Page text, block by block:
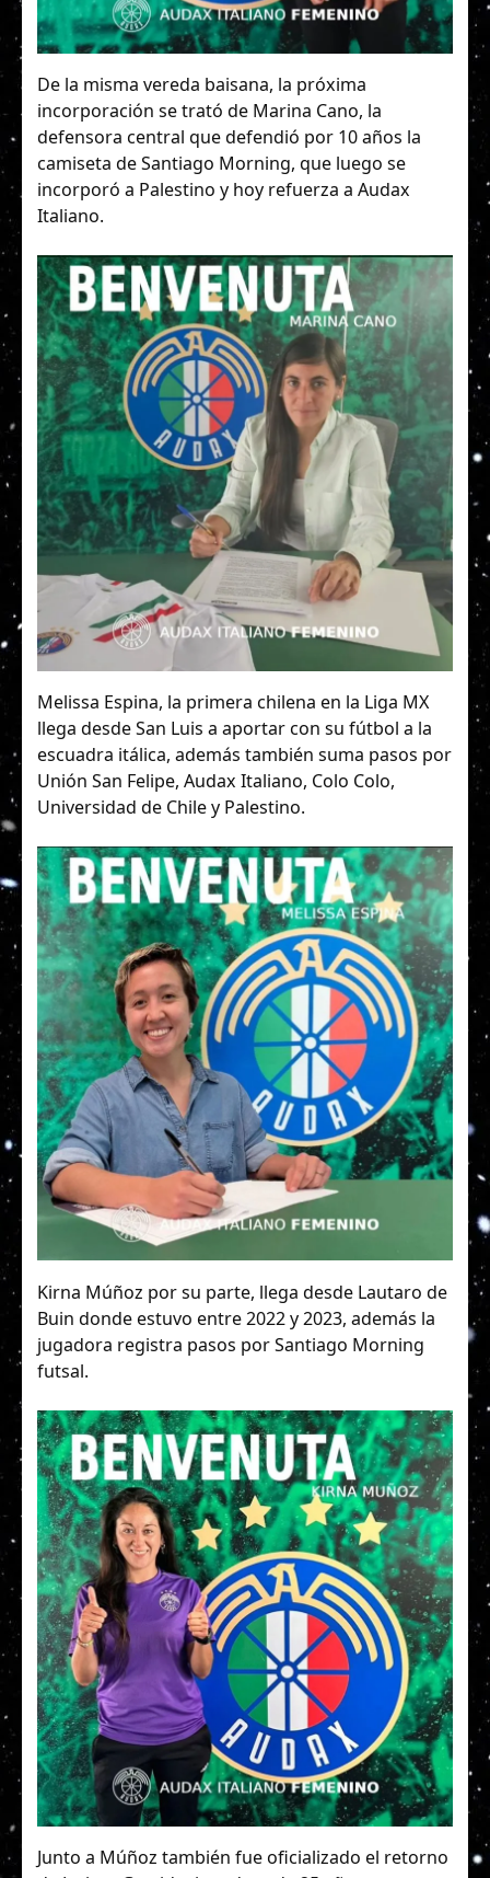
De la misma vereda baisana, la próxima
incorporación se trató de Marina Cano, la
defensora central que defendió por 10 años la
camiseta de Santiago Morning, que luego se
incorporó a Palestino y hoy refuerza a Audax
Italiano.
Melissa Espina, la primera chilena en la Liga MX
llega desde San Luis a aportar con su fútbol a la
escuadra itálica, además también suma pasos por
Unión San Felipe, Audax Italiano, Colo Colo,
Universidad de Chile y Palestino.
Kirna Múñoz por su parte, llega desde Lautaro de
Buin donde estuvo entre 2022 y 2023, además la
jugadora registra pasos por Santiago Morning
futsal.
Junto a Múñoz también fue oficializado el retorno